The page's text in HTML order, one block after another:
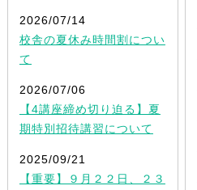
2026/07/14
校舎の夏休み時間割につい
て
2026/07/06
【4講座締め切り迫る】夏
期特別招待講習について
2025/09/21
【重要】９月２２日、２３